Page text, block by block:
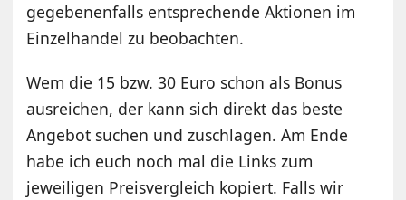
gegebenenfalls entsprechende Aktionen im
Einzelhandel zu beobachten.
Wem die 15 bzw. 30 Euro schon als Bonus
ausreichen, der kann sich direkt das beste
Angebot suchen und zuschlagen. Am Ende
habe ich euch noch mal die Links zum
jeweiligen Preisvergleich kopiert. Falls wir